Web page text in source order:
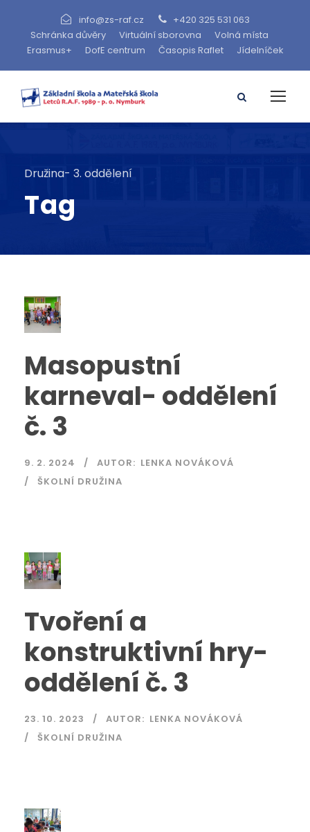
info@zs-raf.cz
+420 325 531 063
Schránka důvěry
Virtuální sborovna
Volná místa
Erasmus+
DofE centrum Časopis Raflet Jídelníček
Družina- 3. oddělení
Tag
Masopustní
karneval- oddělení
č. 3
9. 2. 2024 AUTOR: LENKA NOVÁKOVÁ
ŠKOLNÍ DRUŽINA
Tvoření a
konstruktivní hry-
oddělení č. 3
23. 10. 2023 AUTOR: LENKA NOVÁKOVÁ
ŠKOLNÍ DRUŽINA